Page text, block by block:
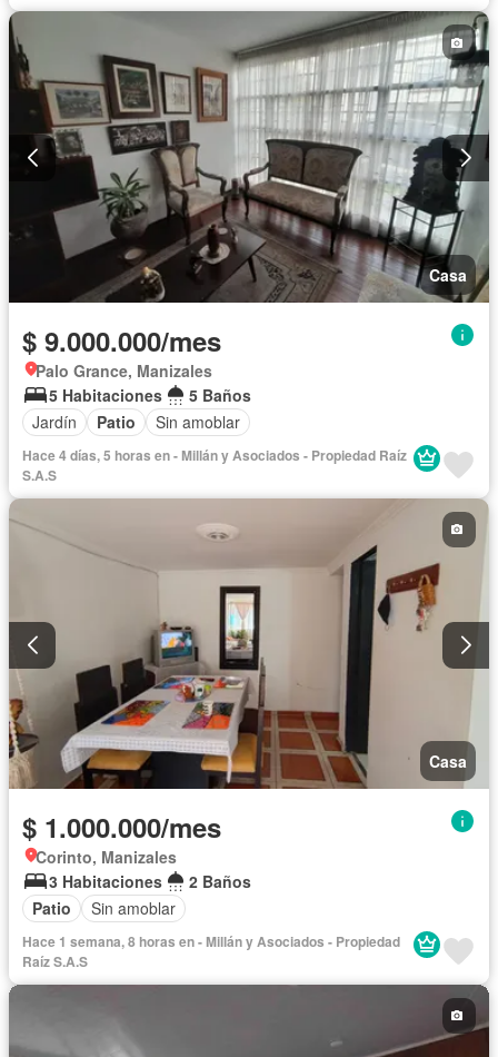
Casa
$ 9.000.000/mes
Palo Grance, Manizales
5 Habitaciones
5 Baños
Jardín
Patio Sin amoblar
Hace 4 días, 5 horas en - Millán y Asociados - Propiedad Raíz
S.A.S
Casa
$ 1.000.000/mes
Corinto, Manizales
3 Habitaciones
2 Baños
Patio
Sin amoblar
Hace 1 semana, 8 horas en - Millán y Asociados - Propiedad
Raíz S.A.S